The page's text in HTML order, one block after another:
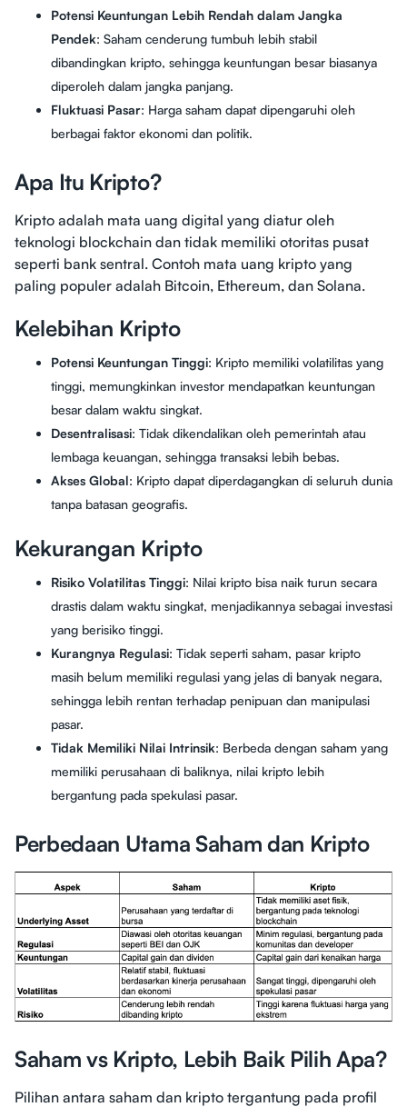
Potensi Keuntungan Lebih Rendah dalam Jangka
Pendek: Saham cenderung tumbuh lebih stabil
dibandingkan kripto, sehingga keuntungan besar biasanya
diperoleh dalam jangka panjang.
Fluktuasi Pasar: Harga saham dapat dipengaruhi oleh
berbagai faktor ekonomi dan politik.
Apa Itu Kripto?
Kripto adalah mata uang digital yang diatur oleh
teknologi blockchain dan tidak memiliki otoritas pusat
seperti bank sentral. Contoh mata uang kripto yang
paling populer adalah Bitcoin, Ethereum, dan Solana.
Kelebihan Kripto
Potensi Keuntungan Tinggi: Kripto memiliki volatilitas yang
tinggi, memungkinkan investor mendapatkan keuntungan
besar dalam waktu singkat.
Desentralisasi: Tidak dikendalikan oleh pemerintah atau
lembaga keuangan, sehingga transaksi lebih bebas.
Akses Global: Kripto dapat diperdagangkan di seluruh dunia
tanpa batasan geografis.
Kekurangan Kripto
Risiko Volatilitas Tinggi: Nilai kripto bisa naik turun secara
drastis dalam waktu singkat, menjadikannya sebagai investasi
yang berisiko tinggi.
Kurangnya Regulasi: Tidak seperti saham, pasar kripto
masih belum memiliki regulasi yang jelas di banyak negara,
sehingga lebih rentan terhadap penipuan dan manipulasi
pasar.
Tidak Memiliki Nilai Intrinsik: Berbeda dengan saham yang
memiliki perusahaan di baliknya, nilai kripto lebih
bergantung pada spekulasi pasar.
Perbedaan Utama Saham dan Kripto
Saham vs Kripto, Lebih Baik Pilih Apa?
Pilihan antara saham dan kripto tergantung pada profil